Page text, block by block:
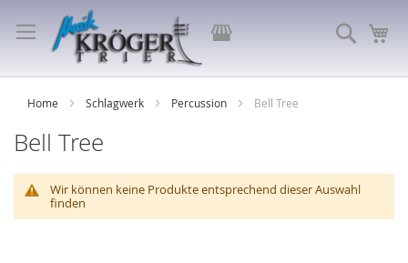
zum
Inhalt
Store
auswählen
Suche
Home Schlagwerk Percussion Bell Tree
Bell Tree
Wir können keine Produkte entsprechend dieser Auswahl
finden